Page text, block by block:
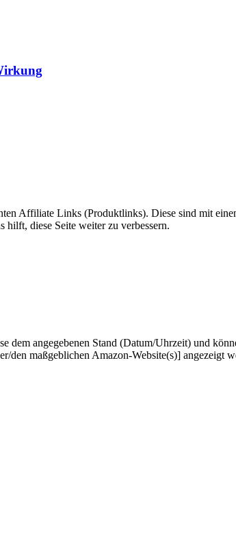
Affiliate Links (Produktlinks). Diese sind mit
diese Seite weiter zu verbessern.
dem angegebenen Stand (Datum/Uhrzeit) und
den maßgeblichen Amazon-Website(s)] angezeigt